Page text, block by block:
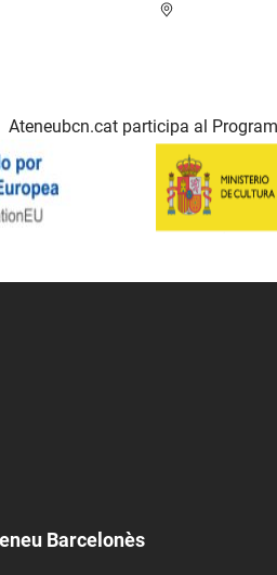
Ateneubcn.cat participa al
Barcelonès